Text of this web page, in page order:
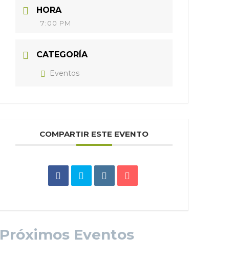
HORA
7:00 PM
CATEGORÍA
Eventos
COMPARTIR ESTE EVENTO
Próximos Eventos